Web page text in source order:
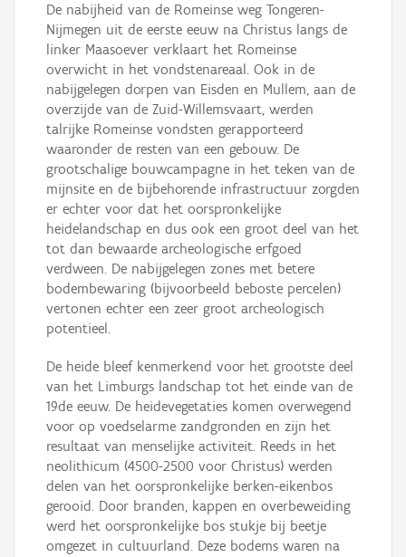
De nabijheid van de Romeinse weg Tongeren-
Nijmegen uit de eerste eeuw na Christus langs de
linker Maasoever verklaart het Romeinse
overwicht in het vondstenareaal. Ook in de
nabijgelegen dorpen van Eisden en Mullem, aan de
overzijde van de Zuid-Willemsvaart, werden
talrijke Romeinse vondsten gerapporteerd
waaronder de resten van een gebouw. De
grootschalige bouwcampagne in het teken van de
mijnsite en de bijbehorende infrastructuur zorgden
er echter voor dat het oorspronkelijke
heidelandschap en dus ook een groot deel van het
tot dan bewaarde archeologische erfgoed
verdween. De nabijgelegen zones met betere
bodembewaring (bijvoorbeeld beboste percelen)
vertonen echter een zeer groot archeologisch
potentieel.
De heide bleef kenmerkend voor het grootste deel
van het Limburgs landschap tot het einde van de
19de eeuw. De heidevegetaties komen overwegend
voor op voedselarme zandgronden en zijn het
resultaat van menselijke activiteit. Reeds in het
neolithicum (4500-2500 voor Christus) werden
delen van het oorspronkelijke berken-eikenbos
gerooid. Door branden, kappen en overbeweiding
werd het oorspronkelijke bos stukje bij beetje
omgezet in cultuurland. Deze bodems waren na